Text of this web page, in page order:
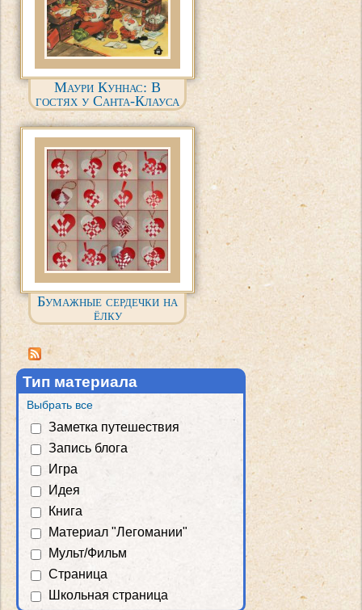
Тип материала
Выбрать все
Заметка путешествия
Запись блога
Игра
Идея
Книга
Материал "Легомании"
Мульт/Фильм
Страница
Школьная страница
Маури Куннас: В
гостях у Санта-Клауса
Бумажные сердечки на
ёлку